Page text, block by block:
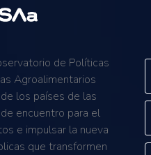
de Políticas
Agroalimentarios
los países de las
encuentro para el
e impulsar la nueva
que transformen